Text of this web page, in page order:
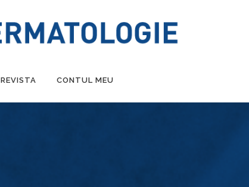
REVISTA CONTUL MEU